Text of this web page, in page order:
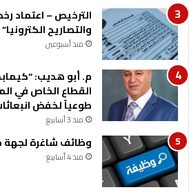
الترخيص – اعتماد
والتصاريح
منذ أسبوعين
م. أبو هديب:
القطاع الخاص في
طوعياً لخفض
منذ 3 أسابيع
وظائف شاغرة
منذ 4 أسابيع